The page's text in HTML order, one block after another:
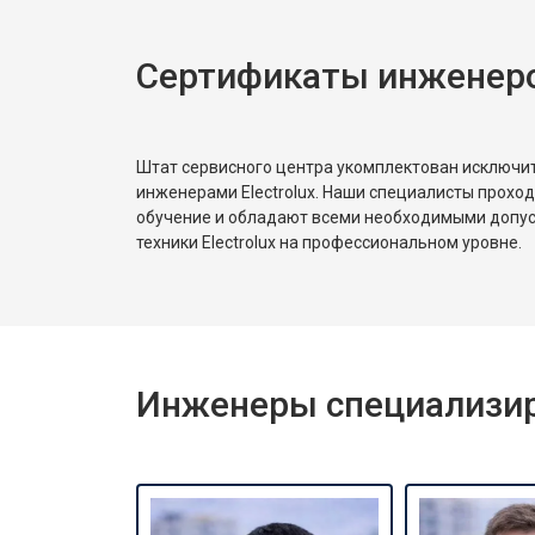
Замена платы сенсорного
Замена панели управления
Замена ТЭН
Ремонт/замена датчика
Сертификаты
Штат сервисного центра укомплектован
инженерами Electrolux. Наши специалисты
обучение и обладают всеми необходимыми
техники Electrolux на профессиональном уровне.
Инженеры